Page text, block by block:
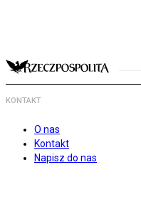
KONTAKT
O nas
Kontakt
Napisz do nas